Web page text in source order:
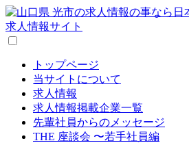
トップページ
当サイトについて
求人情報
求人情報掲載企業一覧
先輩社員からのメッセージ
THE 座談会 〜若手社員編